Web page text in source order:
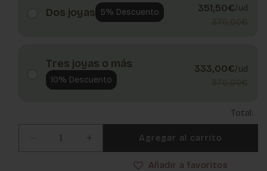
Dos joyas 5% Descuento 351,50€/ud
Tres joyas o más
10% Descuento
333,00€/ud
Total:
Reducir
cantidad
Agregar al carrito
Añadir a favoritos